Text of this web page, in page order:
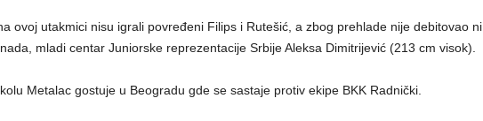
ovoj utakmici nisu igrali povređeni Filips i Rutešić, a zbog prehlade nije debitovao ni
mladi centar Juniorske reprezentacije Srbije Aleksa Dimitrijević (213 cm visok).
Metalac gostuje u Beogradu gde se sastaje protiv ekipe BKK Radnički.